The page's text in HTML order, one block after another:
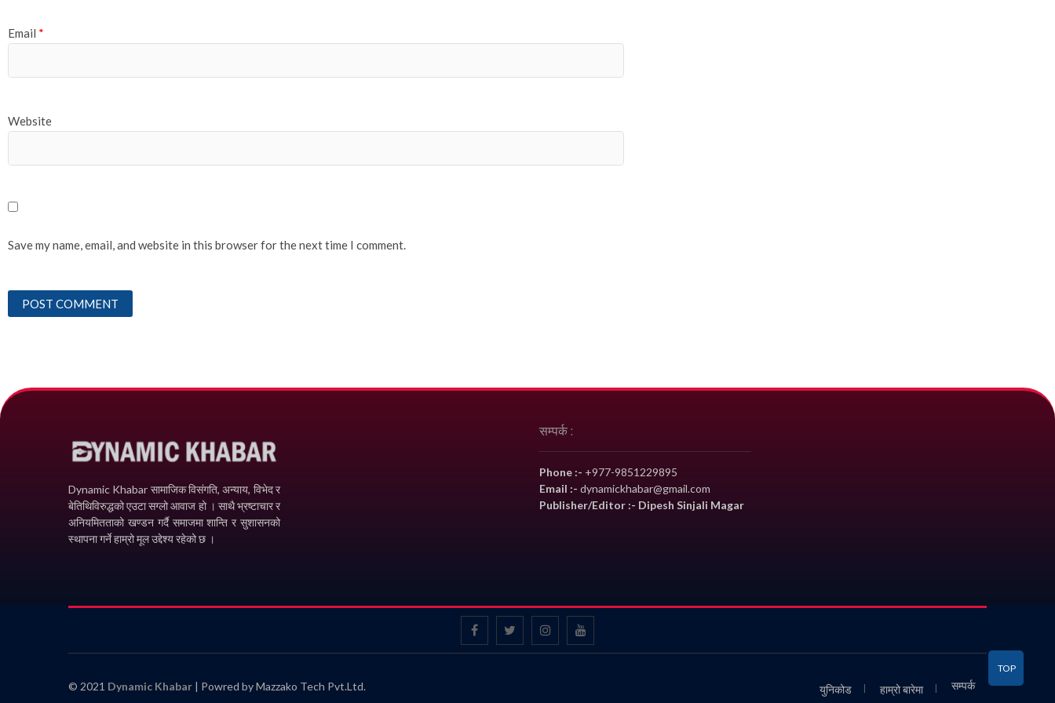
Email *
Website
Save my name, email, and website in this browser for the next time I comment.
Dynamic Khabar सामाजिक विसंगति, अन्याय, विभेद­ र
बेतिथिविरुद्धको एउटा सग्लो आवाज हो । साथै भ्रष्टाचार र
अनियमितताको खण्डन गर्दै समाजमा शान्ति र सुशासनको
स्थापना गर्ने हाम्रो मूल उद्देश्य रहेको छ ।
सम्पर्क :
Phone :- +977-9851229895
Email :- dynamickhabar@gmail.com
Publisher/Editor :- Dipesh Sinjali Magar
युनिकोड हाम्रो बारेमा सम्पर्क
© 2021 Dynamic Khabar | Powred by Mazzako Tech Pvt.Ltd.
TOP